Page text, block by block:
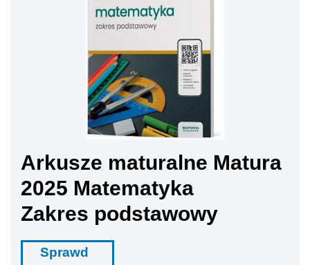
Arkusze maturalne Matura
2025 Matematyka
Zakres podstawowy
Sprawd